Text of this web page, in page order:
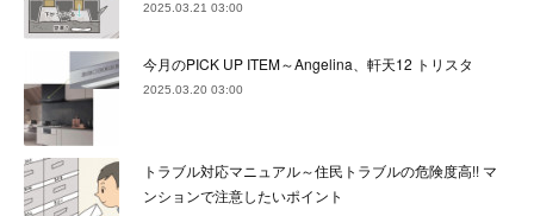
(22)
(22)
(25
(21
(24)
(21
( 23)
(23
(22)
(24
( 21)
(23
(22)
(23
( 24)
(24
(24)
(23
( 21)
(21)
(27)
(22
33)
(32)
(36)
(30
34)
2025.03.21 03:00
今月のPICK UP ITEM～Angelina、軒天12 トリスタ
2025.03.20 03:00
トラブル対応マニュアル～住民トラブルの危険度高!! マ
ンションで注意したいポイント